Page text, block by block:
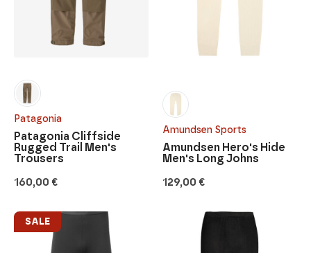
Patagonia
160,00 €
Patagonia Cliffside
Rugged Trail Men's
Trousers
Amundsen Sports
129,00 €
Amundsen Hero's Hide
Men's Long Johns
SALE